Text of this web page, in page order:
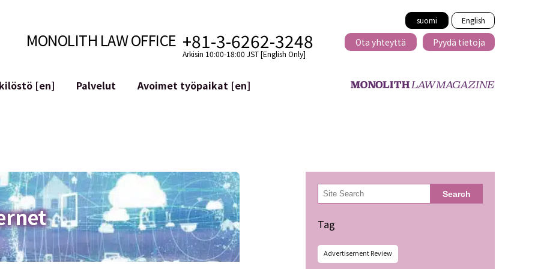
suomi English
MONOLITH LAW OFFICE +81-3-6262-3248
Arkisin 10:00-18:00 JST [English Only]
Ota yhteyttä Pyydä tietoja
[en]
Palvelut
ym.)
Maineen hallinta
Loukkaavan lausuman tunnistaminen
Avoimet työpaikat [en]
検
索 Search
Tag
Advertisement Review